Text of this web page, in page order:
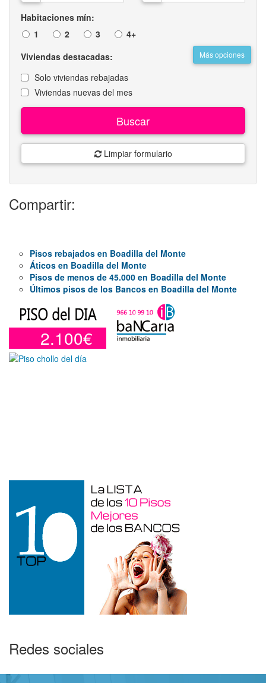
Habitaciones mín:
1
2 3 4+
Más opciones
Viviendas destacadas:
Solo viviendas rebajadas
Viviendas nuevas del mes
Buscar
Limpiar formulario
Compartir:
Pisos rebajados en Boadilla del Monte
Áticos en Boadilla del Monte
Pisos de menos de 45.000 en Boadilla del Monte
Últimos pisos de los Bancos en Boadilla del Monte
2.100€
Redes sociales